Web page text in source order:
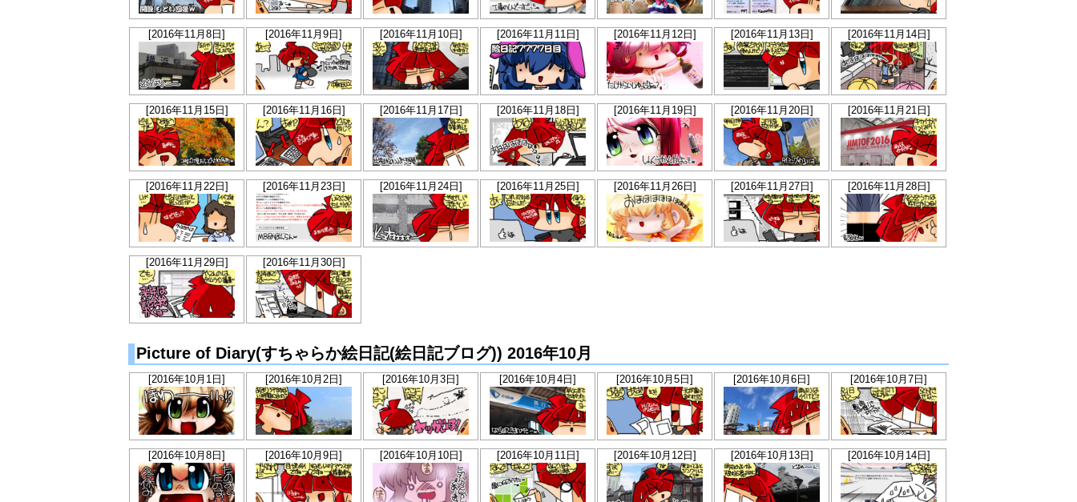
[2016年11月8日] [2016年11月9日] [2016年11月10日] [2016年11月11日] [2016年11月12日] [2016年11月13日] [2016年11月14日]
[2016年11月15日] [2016年11月16日] [2016年11月17日] [2016年11月18日] [2016年11月19日] [2016年11月20日] [2016年11月21日]
[2016年11月22日] [2016年11月23日] [2016年11月24日] [2016年11月25日] [2016年11月26日] [2016年11月27日] [2016年11月28日]
[2016年11月29日] [2016年11月30日]
Picture of Diary(すちゃらか絵日記(絵日記ブログ)) 2016年10月
[2016年10月1日] [2016年10月2日] [2016年10月3日] [2016年10月4日] [2016年10月5日] [2016年10月6日] [2016年10月7日]
[2016年10月8日] [2016年10月9日] [2016年10月10日] [2016年10月11日] [2016年10月12日] [2016年10月13日] [2016年10月14日]